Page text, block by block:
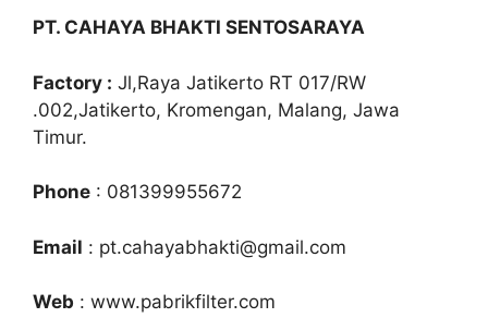
PT. CAHAYA BHAKTI SENTOSARAYA
Factory : Jl,Raya Jatikerto RT 017/RW
.002,Jatikerto, Kromengan, Malang, Jawa
Timur.
Phone : 081399955672
Email : pt.cahayabhakti@gmail.com
Web : www.pabrikfilter.com